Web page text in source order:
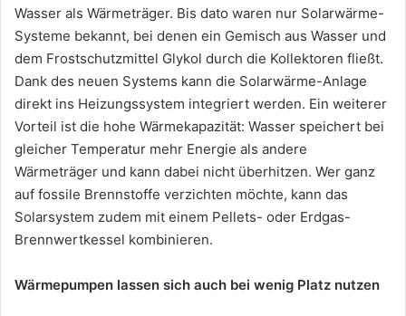
Wasser als Wärmeträger. Bis dato waren nur Solarwärme-
Systeme bekannt, bei denen ein Gemisch aus Wasser und
dem Frostschutzmittel Glykol durch die Kollektoren fließt.
Dank des neuen Systems kann die Solarwärme-Anlage
direkt ins Heizungssystem integriert werden. Ein weiterer
Vorteil ist die hohe Wärmekapazität: Wasser speichert bei
gleicher Temperatur mehr Energie als andere
Wärmeträger und kann dabei nicht überhitzen. Wer ganz
auf fossile Brennstoffe verzichten möchte, kann das
Solarsystem zudem mit einem Pellets- oder Erdgas-
Brennwertkessel kombinieren.
Wärmepumpen lassen sich auch bei wenig Platz nutzen